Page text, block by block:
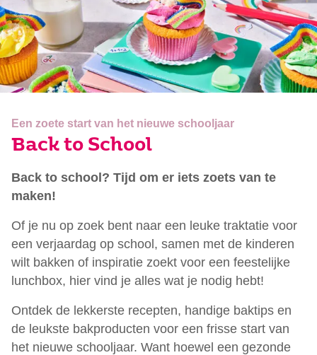
Een zoete start van het nieuwe schooljaar
Back to School
Back to school? Tijd om er iets zoets van te
maken!
Of je nu op zoek bent naar een leuke traktatie voor
een verjaardag op school, samen met de kinderen
wilt bakken of inspiratie zoekt voor een feestelijke
lunchbox, hier vind je alles wat je nodig hebt!
Ontdek de lekkerste recepten, handige baktips en
de leukste bakproducten voor een frisse start van
het nieuwe schooljaar. Want hoewel een gezonde